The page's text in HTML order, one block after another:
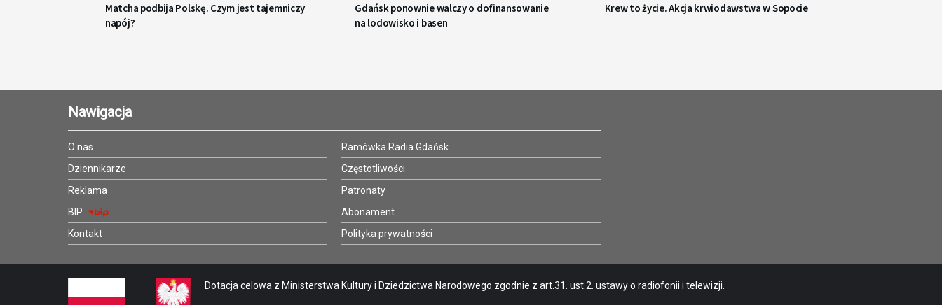
Matcha podbija Polskę. Czym jest tajemniczy
napój?
Gdańsk ponownie walczy o dofinansowanie
na lodowisko i basen
Krew to życie. Akcja krwiodawstwa w Sopocie
Nawigacja
O nas
Dziennikarze
Reklama
BIP
Kontakt
Ramówka Radia Gdańsk
Częstotliwości
Patronaty
Abonament
Polityka prywatności
Dotacja celowa z Ministerstwa Kultury i Dziedzictwa Narodowego zgodnie z art.31. ust.2. ustawy o radiofonii i telewizji.